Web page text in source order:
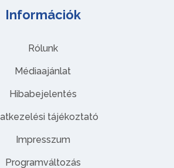
Információk
Rólunk
Médiaajánlat
Hibabejelentés
tájékoztató
Impresszum
Programváltozás